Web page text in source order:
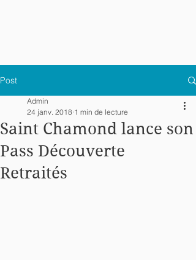
Post
Saint Chamond lance son
Pass Découverte
Retraités
Admin
24 janv. 2018 1 min de lecture